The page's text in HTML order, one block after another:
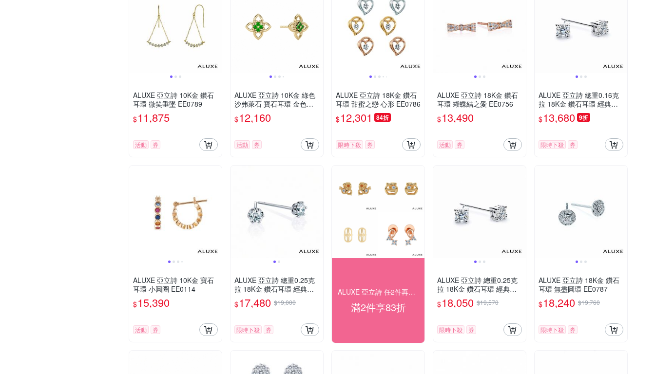
ALUXE 亞立詩 10K金 鑽石
耳環 微笑垂墜 EE0789
$11,875
活動 券
ALUXE 亞立詩 10K金 綠色
沙弗萊石 寶石耳環 金色鏤
空 迪士尼 阿拉丁系列 EEDA
003
$12,160
活動 券
ALUXE 亞立詩 18K金 鑽石
耳環 甜蜜之戀 心形 EE0786
$12,301 84折
限時下殺 券
ALUXE 亞立詩 18K金 鑽石
耳環 蝴蝶結之愛 EE0756
$13,490
活動 券
ALUXE 亞立詩 總重0.16克
拉 18K金 鑽石耳環 經典四
爪鑲 EE0001
$13,680 9折
限時下殺 券
ALUXE 亞立詩 10K金 寶石
耳環 小圓圈 EE0114
$15,390
活動 券
ALUXE 亞立詩 總重0.25克
拉 18K金 鑽石耳環 經典六
爪鑲 EE0032
$17,480 $19,000
限時下殺 券
ALUXE 亞立詩 任2件再83折
滿2件享83折
ALUXE 亞立詩 總重0.25克
拉 18K金 鑽石耳環 經典四
爪鑲 EE0002
$18,050 $19,570
限時下殺 券
ALUXE 亞立詩 18K金 鑽石
耳環 無盡圓環 EE0787
$18,240 $19,760
限時下殺 券